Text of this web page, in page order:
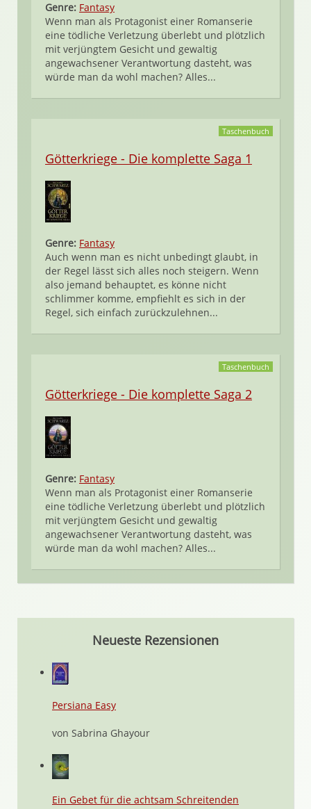
Genre: Fantasy
Wenn man als Protagonist einer Romanserie
eine tödliche Verletzung überlebt und plötzlich
mit verjüngtem Gesicht und gewaltig
angewachsener Verantwortung dasteht, was
würde man da wohl machen? Alles...
Taschenbuch
Götterkriege - Die komplette Saga 1
Genre: Fantasy
Auch wenn man es nicht unbedingt glaubt, in
der Regel lässt sich alles noch steigern. Wenn
also jemand behauptet, es könne nicht
schlimmer komme, empfiehlt es sich in der
Regel, sich einfach zurückzulehnen...
Taschenbuch
Götterkriege - Die komplette Saga 2
Genre: Fantasy
Wenn man als Protagonist einer Romanserie
eine tödliche Verletzung überlebt und plötzlich
mit verjüngtem Gesicht und gewaltig
angewachsener Verantwortung dasteht, was
würde man da wohl machen? Alles...
Neueste Rezensionen
Persiana Easy
von Sabrina Ghayour
Ein Gebet für die achtsam Schreitenden